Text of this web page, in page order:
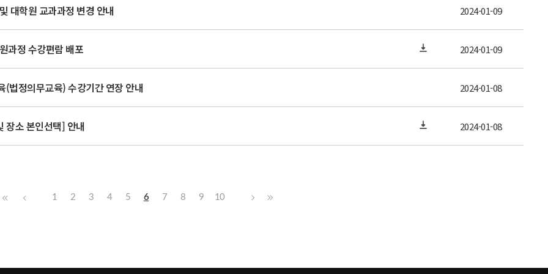
대학원 교과과정 변경 안내 2024-01-09
과정 수강편람 배포 2024-01-09
법정의무교육) 수강기간 연장 안내 2024-01-08
장소 본인선택] 안내 2024-01-08
1 2 3 4 5 6 7 8 9 10